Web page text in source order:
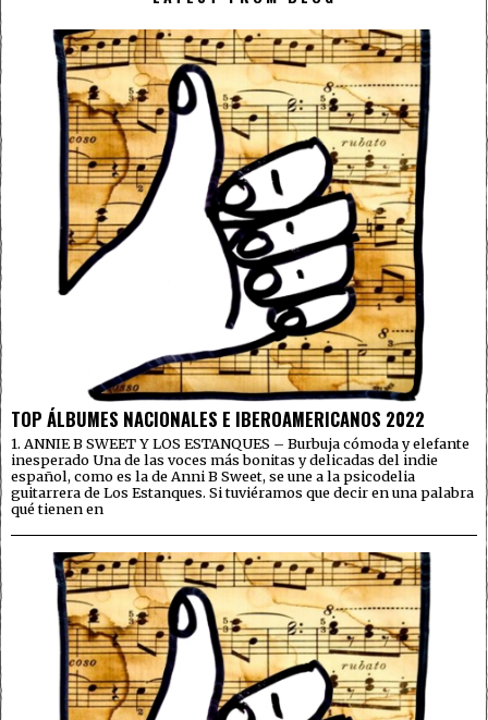
TOP ÁLBUMES NACIONALES E IBEROAMERICANOS 2022
1. ANNIE B SWEET Y LOS ESTANQUES – Burbuja cómoda y elefante
inesperado Una de las voces más bonitas y delicadas del indie
español, como es la de Anni B Sweet, se une a la psicodelia
guitarrera de Los Estanques. Si tuviéramos que decir en una palabra
qué tienen en